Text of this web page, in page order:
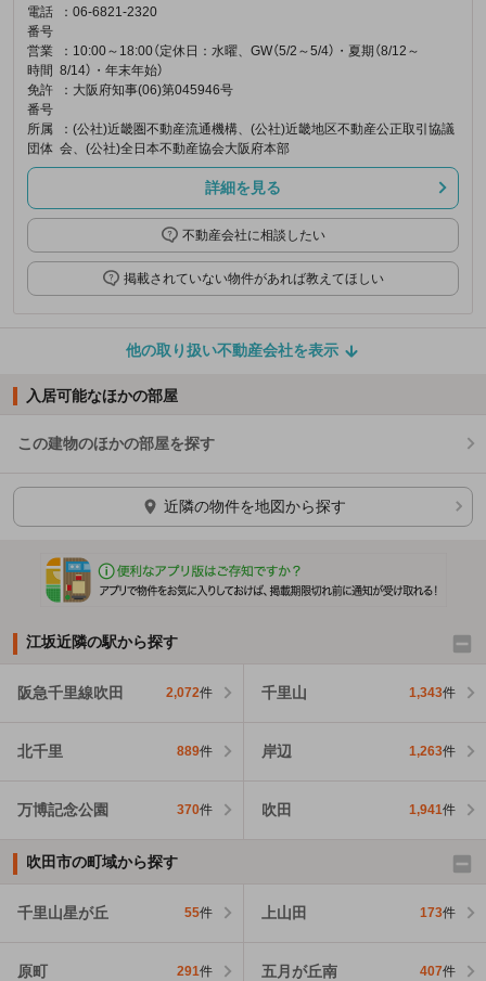
電話
番号
：06-6821-2320
営業
時間
：10:00～18:00（定休日：水曜、GW（5/2～5/4）・夏期（8/12～
8/14）・年末年始）
免許
番号
：大阪府知事(06)第045946号
所属
団体
：(公社)近畿圏不動産流通機構、(公社)近畿地区不動産公正取引協議
会、(公社)全日本不動産協会大阪府本部
詳細を見る
不動産会社に相談したい
掲載されていない物件があれば教えてほしい
他の取り扱い不動産会社を表示
入居可能なほかの部屋
この建物のほかの部屋を探す
ほかの部屋を検索中…
近隣の物件を地図から探す
江坂近隣の駅から探す
阪急千里線吹田 2,072件 千里山 1,343件
北千里 889件 岸辺 1,263件
万博記念公園 370件 吹田 1,941件
吹田市の町域から探す
千里山星が丘 55件 上山田 173件
原町 291件 五月が丘南 407件